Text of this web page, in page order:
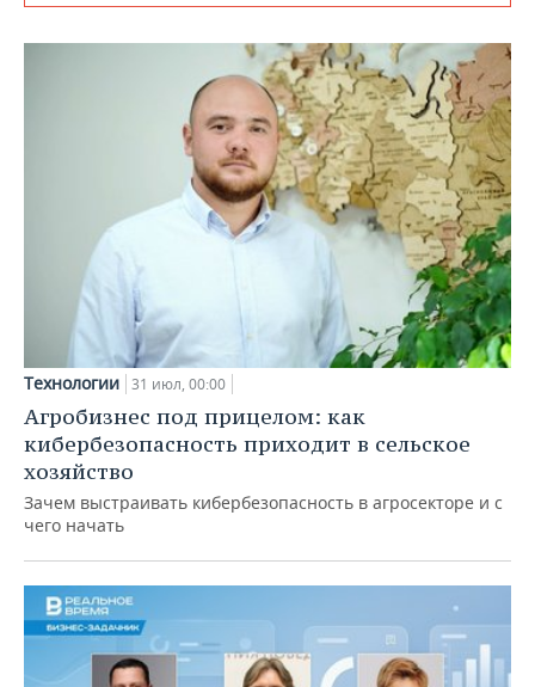
Технологии 31 июл, 00:00
Агробизнес под прицелом: как
кибербезопасность приходит в сельское
хозяйство
Зачем выстраивать кибербезопасность в агросекторе и с
чего начать